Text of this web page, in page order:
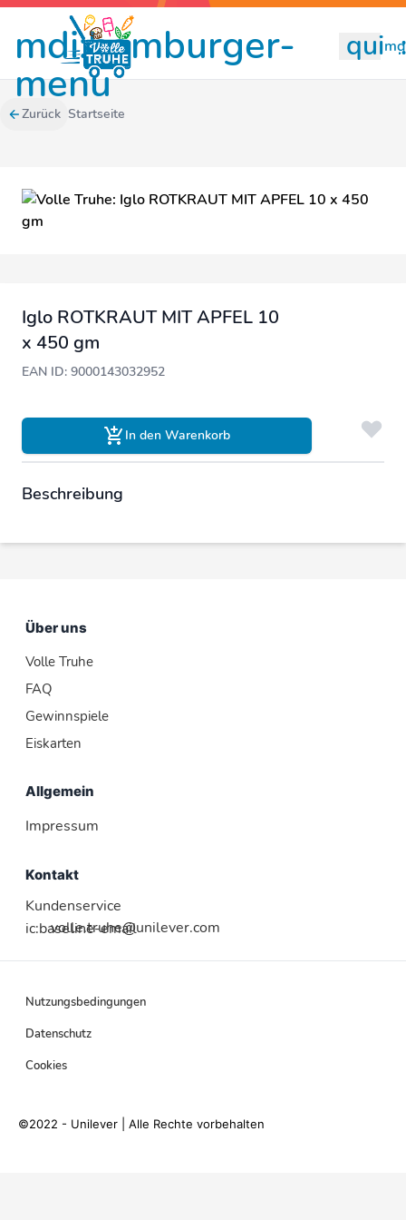
mdi:hamburger-
menu
Zurück Startseite
Iglo ROTKRAUT MIT APFEL 10
x 450 gm
EAN ID: 9000143032952
In den Warenkorb
Beschreibung
Über uns
Volle Truhe
FAQ
Gewinnspiele
Eiskarten
Allgemein
Impressum
Kontakt
Kundenservice
ic:baseline-email
volle.truhe@unilever.com
Nutzungsbedingungen
Datenschutz
Cookies
©2022 - Unilever | Alle Rechte vorbehalten